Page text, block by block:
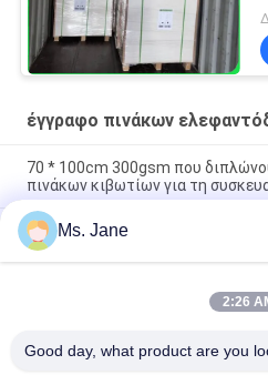
έγγραφο πινάκων
70 * 100cm 300gsm που
πινάκων κιβωτίων για τη
η πλευρά 250gsm 300gsm ένα
καλλυντικά που συσκευάζουν
1.5 / 1.35mm ελεφαντόδοντου
άσπρο χαρτόνι ομαλότητας
Ms. Jane
2:26
Good day, what product are you